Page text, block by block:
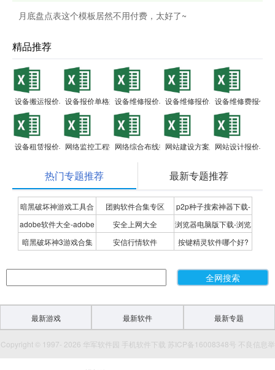
月底盘点表这个模板居然不用付费，太好了~
精品推荐
设备搬运报价单设备报价单格式范本设备维修报价单设备维修报价单模板设备维修费报价单
设备租赁报价单网络监控工程报价单网络综合布线报价单网站建设方案及报价单网站设计报价单
热门专题推荐 最新专题推荐
暗黑破坏神游戏工具合
集
团购软件合集专区
p2p种子搜索神器下载-
P2P种子搜索神器专题
adobe软件大全-adobe
全系列软件下载-adobe
安全上网大全
浏览器电脑版下载-浏览
器下载合集
暗黑破坏神3游戏合集 安信行情软件
按键精灵软件哪个好?
最新游戏 最新软件 最新专题
Copyright © 1997- 2026 华军软件园 手机软件下载 苏ICP备16008348号 不良信息举